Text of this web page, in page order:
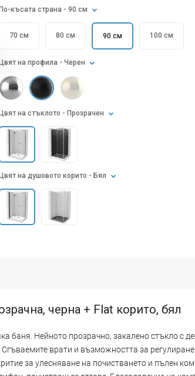
По-късата страна - 90 см
70 см 80 см 90 см 100 см
Цвят на стъклото - Прозрачен
Цвят на профила - Черен
Цвят на душовото корито - Бял
черна + Flat корито, бял
баня. Нейното прозрачно, закалено стъкло с
врати и възможността за
за улесняване на почистването и пълен